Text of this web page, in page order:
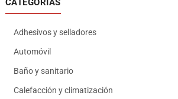
CATEGORÍAS
Adhesivos y selladores
Automóvil
Baño y sanitario
Calefacción y climatización